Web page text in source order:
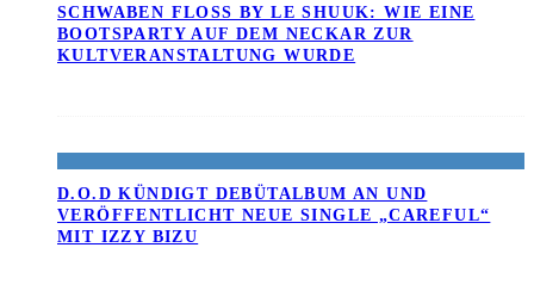
SCHWABEN FLOSS BY LE SHUUK: WIE EINE B
OOTSPARTY AUF DEM NECKAR ZUR K
ULTVERANSTALTUNG WURDE
D.O.D KÜNDIGT DEBÜTALBUM AN UND
VERÖFFENTLICHT NEUE SINGLE „CAREFUL“
MIT IZZY BIZU